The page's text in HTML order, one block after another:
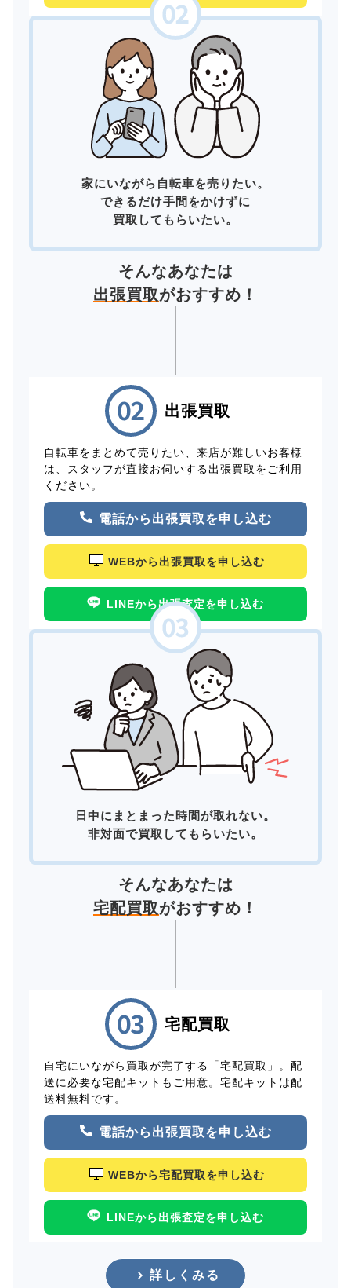
家にいながら自転車を売りたい。
できるだけ手間をかけずに
買取してもらいたい。
そんなあなたは
出張買取がおすすめ！
出張買取
自転車をまとめて売りたい、来店が難しいお客様
は、スタッフが直接お伺いする出張買取をご利用
ください。
電話から出張買取を申し込む
WEBから出張買取を申し込む
LINEから出張査定を申し込む
日中にまとまった時間が取れない。
非対面で買取してもらいたい。
そんなあなたは
宅配買取がおすすめ！
宅配買取
自宅にいながら買取が完了する「宅配買取」。配
送に必要な宅配キットもご用意。宅配キットは配
送料無料です。
電話から出張買取を申し込む
WEBから宅配買取を申し込む
LINEから出張査定を申し込む
詳しくみる